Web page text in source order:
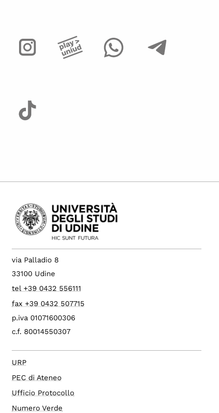
via Palladio 8
33100 Udine
tel +39 0432 556111
fax +39 0432 507715
p.iva 01071600306
c.f. 80014550307
URP
PEC di Ateneo
Ufficio Protocollo
Numero Verde